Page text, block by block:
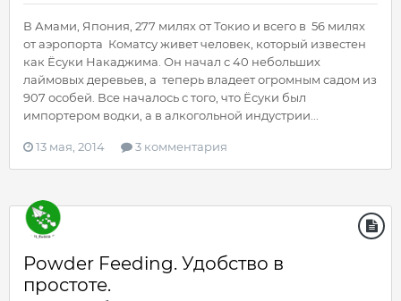
В Амами, Япония, 277 милях от Токио и всего в 56 милях
от аэропорта Коматсу живет человек, который известен
как Ёсуки Накаджима. Он начал с 40 небольших
лаймовых деревьев, а теперь владеет огромным садом из
907 особей. Все началось с того, что Ёсуки был
импортером водки, а в алкогольной индустрии...
13 мая, 2014 3 комментария
Powder Feeding. Удобство в
простоте.